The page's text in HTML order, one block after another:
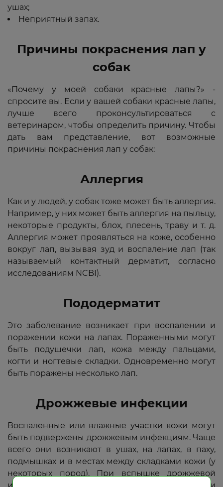
ушах;
Неприятный запах.
Причины покраснения лап у
собак
«Почему у моей собаки красные лапы?» -
спросите вы. Если у вашей собаки красные лапы,
лучше всего проконсультироваться с
ветеринаром, чтобы определить причину. Чтобы
дать вам представление, вот возможные
причины покраснения лап у собак:
Аллергия
Как и у людей, у собак тоже может быть аллергия.
Например, у них может быть аллергия на пыльцу,
некоторые продукты, блох, плесень, траву и т. д.
Аллергия может проявляться на коже, особенно
вокруг лап, вызывая зуд и воспаление лап (так
называемый контактный дерматит, согласно
исследованиям NCBI).
Пододерматит
Это заболевание возникает при воспалении и
поражении кожи на лапах. Пораженными могут
быть подушечки лап, кожа между пальцами,
когти и ногтевые складки. Одновременно могут
быть поражены несколько лап.
Дрожжевые инфекции
Воспаленные или влажные участки кожи могут
быть подвержены дрожжевым инфекциям. Чаще
всего они возникают в ушах, на лапах, в паху,
подмышках и в местах между складками кожи (у
некоторых пород). При вспышке дрожжевой